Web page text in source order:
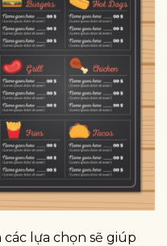
lựa chọn sẽ giúp